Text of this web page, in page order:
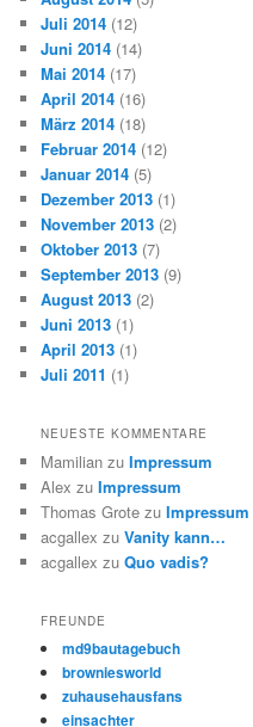
Juli 2014 (12)
Juni 2014 (14)
Mai 2014 (17)
April 2014 (16)
März 2014 (18)
Februar 2014 (12)
Januar 2014 (5)
Dezember 2013 (1)
November 2013 (2)
Oktober 2013 (7)
September 2013 (9)
August 2013 (2)
Juni 2013 (1)
April 2013 (1)
Juli 2011 (1)
NEUESTE KOMMENTARE
Mamilian zuImpressum
Alex zuImpressum
Thomas Grote zuImpressum
acgallex zuVanity kann…
acgallex zuQuo vadis?
FREUNDE
md9bautagebuch
browniesworld
zuhausehausfans
einsachter